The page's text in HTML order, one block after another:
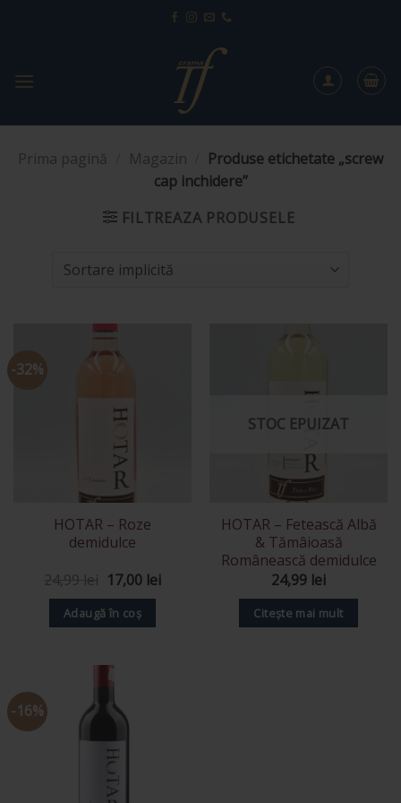
Prima pagină Magazin
Produse etichetate „screw
cap inchidere”
FILTREAZA PRODUSELE
-32%
HOTAR – Roze
demidulce
24,99 lei Prețul
inițial
a
fost:
17,00 leiPrețul
Adaugă în coș
STOC EPUIZAT
HOTAR – Fetească Albă
& Tămâioasă
Românească demidulce
24,99 lei
Citește mai mult
-16%